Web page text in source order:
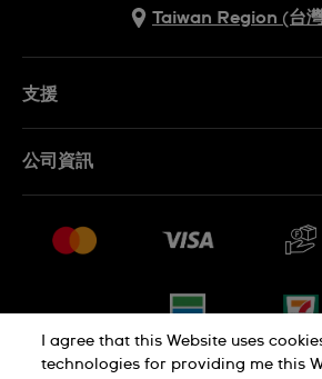
Taiwan Region (台
支援
常見問題解答
銷售條款
公司資訊
工作機會
I agree that this Website uses
technologies for providing me this